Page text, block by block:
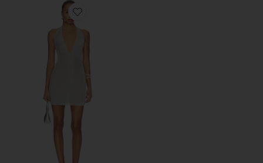
Favorite ПЛАТЬЕ HALTER MINI